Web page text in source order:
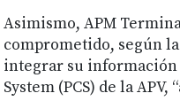
Asimismo, APM
comprometido, según
integrar su
System (PCS) de la